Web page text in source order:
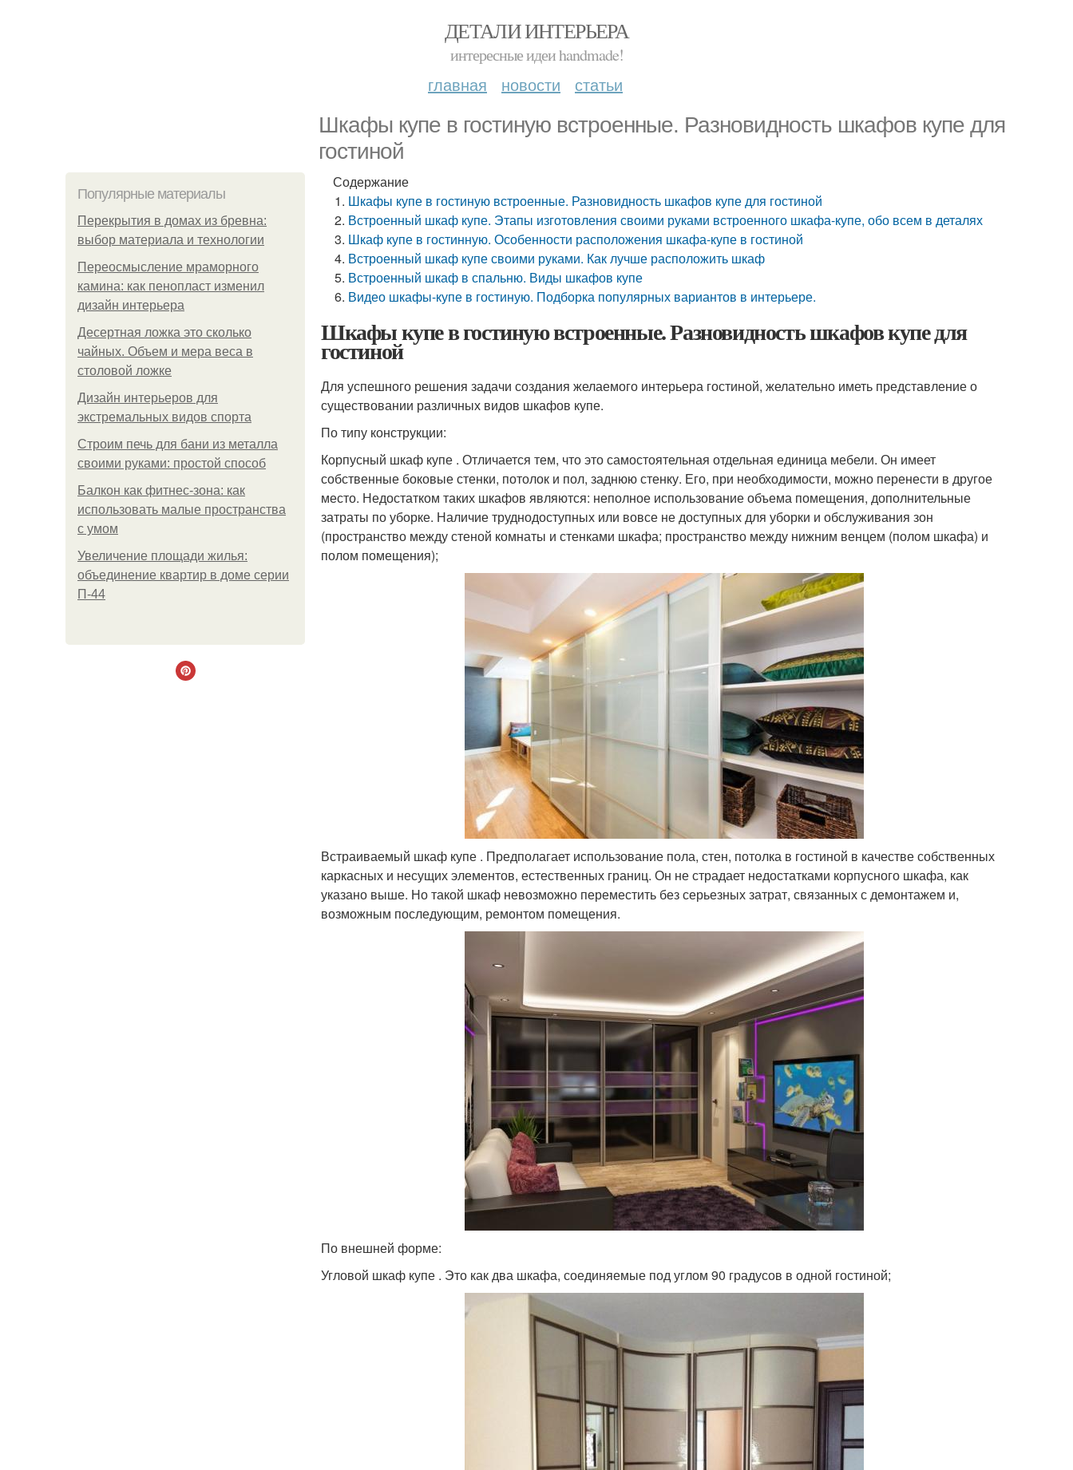
ДЕТАЛИ ИНТЕРЬЕРА
интересные идеи handmade!
главная новости статьи
Шкафы купе в гостиную встроенные. Разновидность шкафов купе для
гостиной
Популярные материалы
Перекрытия в домах из бревна:
выбор материала и технологии
Переосмысление мраморного
камина: как пенопласт изменил
дизайн интерьера
Десертная ложка это сколько
чайных. Объем и мера веса в
столовой ложке
Дизайн интерьеров для
экстремальных видов спорта
Строим печь для бани из металла
своими руками: простой способ
Балкон как фитнес-зона: как
использовать малые пространства
с умом
Увеличение площади жилья:
объединение квартир в доме серии
П-44
Содержание
Шкафы купе в гостиную встроенные. Разновидность шкафов купе для гостиной
Встроенный шкаф купе. Этапы изготовления своими руками встроенного шкафа-купе, обо всем в деталях
Шкаф купе в гостинную. Особенности расположения шкафа-купе в гостиной
Встроенный шкаф купе своими руками. Как лучше расположить шкаф
Встроенный шкаф в спальню. Виды шкафов купе
Видео шкафы-купе в гостиную. Подборка популярных вариантов в интерьере.
Шкафы купе в гостиную встроенные. Разновидность шкафов купе для
гостиной
Для успешного решения задачи создания желаемого интерьера гостиной, желательно иметь представление о
существовании различных видов шкафов купе.
По типу конструкции:
Корпусный шкаф купе . Отличается тем, что это самостоятельная отдельная единица мебели. Он имеет
собственные боковые стенки, потолок и пол, заднюю стенку. Его, при необходимости, можно перенести в другое
место. Недостатком таких шкафов являются: неполное использование объема помещения, дополнительные
затраты по уборке. Наличие труднодоступных или вовсе не доступных для уборки и обслуживания зон
(пространство между стеной комнаты и стенками шкафа; пространство между нижним венцем (полом шкафа) и
полом помещения);
Встраиваемый шкаф купе . Предполагает использование пола, стен, потолка в гостиной в качестве собственных
каркасных и несущих элементов, естественных границ. Он не страдает недостатками корпусного шкафа, как
указано выше. Но такой шкаф невозможно переместить без серьезных затрат, связанных с демонтажем и,
возможным последующим, ремонтом помещения.
По внешней форме:
Угловой шкаф купе . Это как два шкафа, соединяемые под углом 90 градусов в одной гостиной;